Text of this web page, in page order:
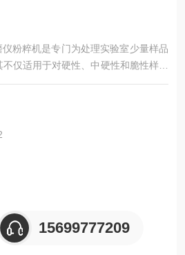
粉粹机是专门为处理实验室少量样品
仅适用于对硬性、中硬性和脆性样品
用于软性、弹性、纤维质材料等。
15699777209